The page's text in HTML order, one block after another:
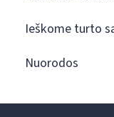
Ieškome turto
Nuorodos